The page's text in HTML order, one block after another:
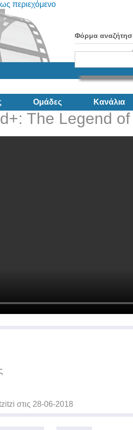
περιεχόμενο
Φόρμα
Ομάδες Κανάλια
The Legend
στις 28-06-2018